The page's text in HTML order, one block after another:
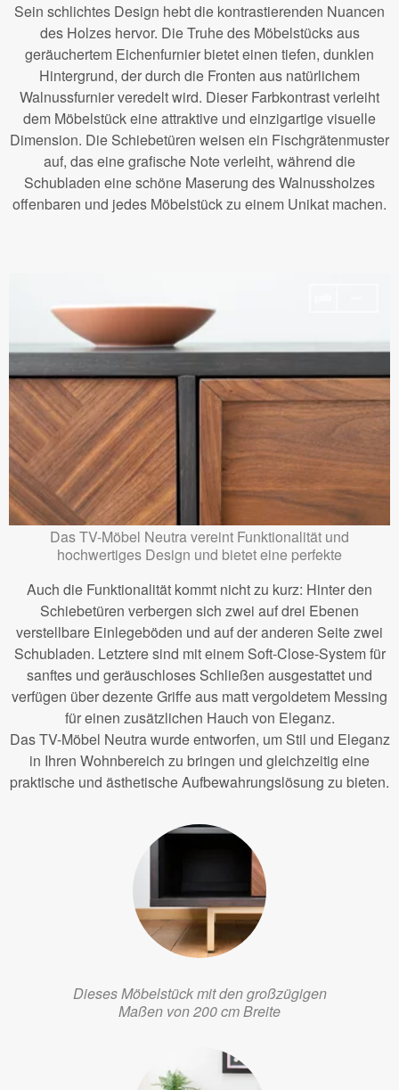
Sein schlichtes Design hebt die kontrastierenden Nuancen
des Holzes hervor. Die Truhe des Möbelstücks aus
geräuchertem Eichenfurnier bietet einen tiefen, dunklen
Hintergrund, der durch die Fronten aus natürlichem
Walnussfurnier veredelt wird. Dieser Farbkontrast verleiht
dem Möbelstück eine attraktive und einzigartige visuelle
Dimension. Die Schiebetüren weisen ein Fischgrätenmuster
auf, das eine grafische Note verleiht, während die
Schubladen eine schöne Maserung des Walnussholzes
offenbaren und jedes Möbelstück zu einem Unikat machen.
Das TV-Möbel Neutra vereint Funktionalität und
hochwertiges Design und bietet eine perfekte
Auch die Funktionalität kommt nicht zu kurz: Hinter den
Schiebetüren verbergen sich zwei auf drei Ebenen
verstellbare Einlegeböden und auf der anderen Seite zwei
Schubladen. Letztere sind mit einem Soft-Close-System für
sanftes und geräuschloses Schließen ausgestattet und
verfügen über dezente Griffe aus matt vergoldetem Messing
für einen zusätzlichen Hauch von Eleganz.
Das TV-Möbel Neutra wurde entworfen, um Stil und Eleganz
in Ihren Wohnbereich zu bringen und gleichzeitig eine
praktische und ästhetische Aufbewahrungslösung zu bieten.
Dieses Möbelstück mit den großzügigen
Maßen von 200 cm Breite